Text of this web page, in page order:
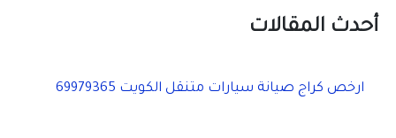
ح
أحدث المقالات
ارخص كراج صيانة سيارات متنقل الكويت 69979365